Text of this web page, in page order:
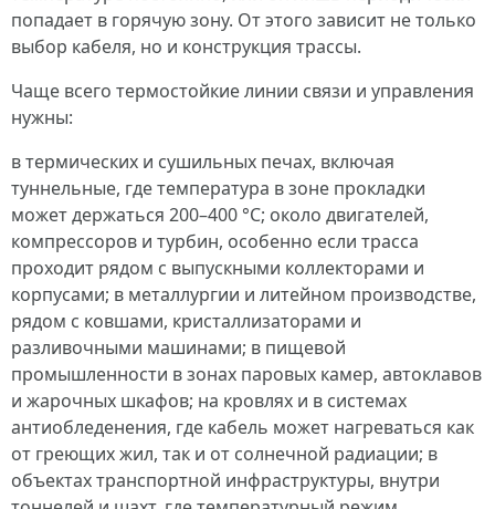
попадает в горячую зону. От этого зависит не только
выбор кабеля, но и конструкция трассы.
Чаще всего термостойкие линии связи и управления
нужны:
в термических и сушильных печах, включая
туннельные, где температура в зоне прокладки
может держаться 200–400 °C; около двигателей,
компрессоров и турбин, особенно если трасса
проходит рядом с выпускными коллекторами и
корпусами; в металлургии и литейном производстве,
рядом с ковшами, кристаллизаторами и
разливочными машинами; в пищевой
промышленности в зонах паровых камер, автоклавов
и жарочных шкафов; на кровлях и в системах
антиобледенения, где кабель может нагреваться как
от греющих жил, так и от солнечной радиации; в
объектах транспортной инфраструктуры, внутри